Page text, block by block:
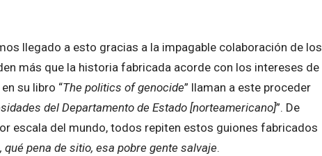
llegado a esto gracias a la impagable colaboración de los
más que la historia fabricada acorde con los intereses de
su libro “The politics of genocide” llaman a este proceder
del Departamento de Estado [norteamericano]”. De
escala del mundo, todos repiten estos guiones fabricados
qué pena de sitio, esa pobre gente salvaje.